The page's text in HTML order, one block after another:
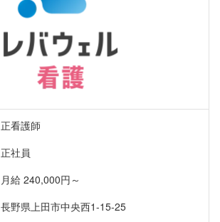
正看護師
正社員
月給 240,000円～
長野県上田市中央西1-15-25